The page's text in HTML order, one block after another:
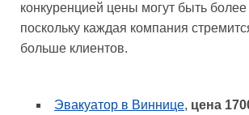
конкуренцией цены могут быть более
поскольку каждая компания
больше клиентов.
Эвакуатор в Виннице, цена